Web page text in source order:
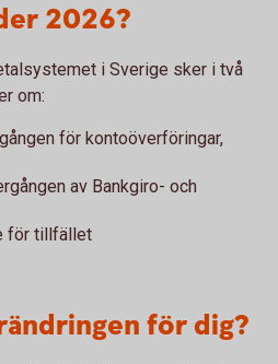
2026?
i Sverige sker i två
om:
för kontoöverföringar,
av Bankgiro- och
för tillfället
för dig?